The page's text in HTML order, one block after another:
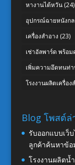
หางานไต้หวัน(24)
อุปกรณ์ฉายหนังก
เครื่องสำอาง (23)
เช่าอัลพาร์ด พร้อ
เพิ่มความอึดทนท่
โรงงานผลิตเครื่อง
Blog โพสต์ล่
รับออกแบบเว็
ลูกค้าค้นหาข้อ
โรงงานผลิตน้